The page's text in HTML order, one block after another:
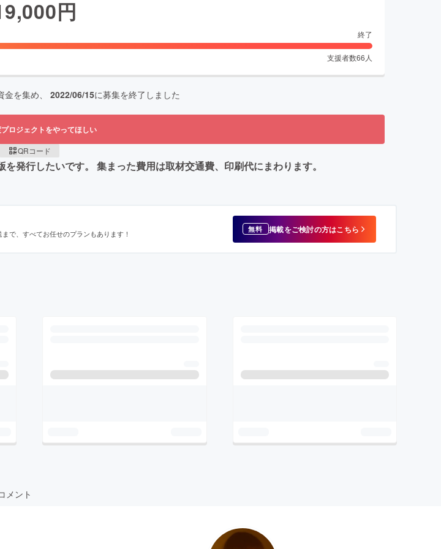
円
終了
支援者数66 人
金を集め、 2022/06/15に募集を終了しました
ロジェクトをやってほしい
QRコード
行したいです。 集まった費用は取材交通費、印刷代にまわります。
で、すべてお任せのプランもあります！ 無料 掲載をご検討の方はこちら
メント